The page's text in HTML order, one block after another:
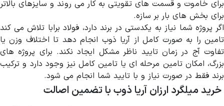
برای خاموت و قسمت های تقویتی به کار می روند و سایزهای بالاتر
برای بخش های بار بر سازه.
اگر پروژه شما نیاز به یکدستی در برند دارد، فولاد برابا تلاش می کند
تامین را به صورت کامل از آریا ذوب انجام دهد تا اختلاف وزن یا
تفاوت آج در زمان تایید ناظر مشکل ایجاد نکند. برای پروژه های
بزرگ، امکان تامین مرحله ای یا تامین کامل نیز وجود دارد و ترکیب
برند فقط در صورت نیاز و با تایید شما انجام می شود.
خرید میلگرد ارزان آریا ذوب با تضمین اصالت